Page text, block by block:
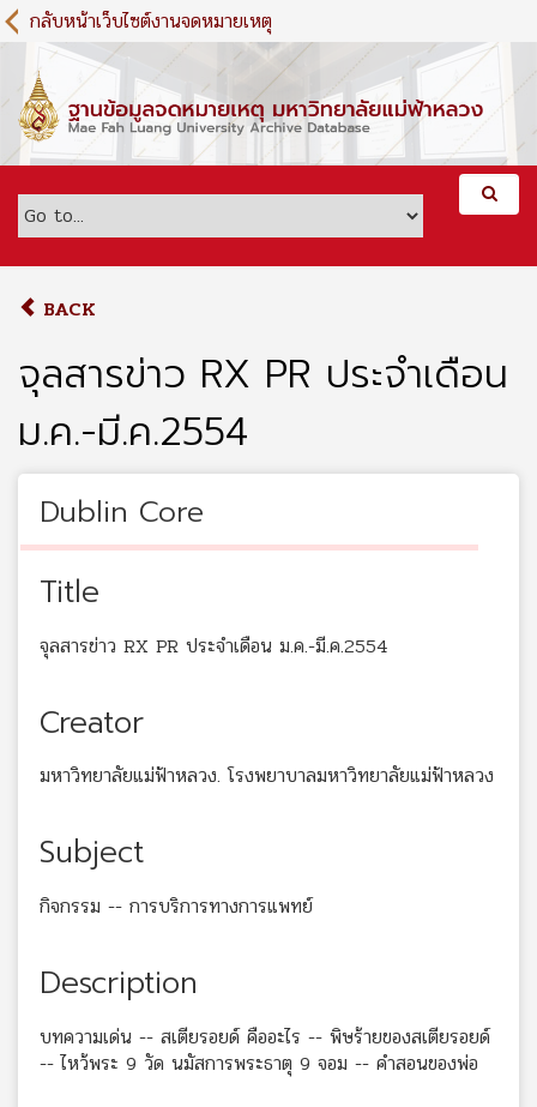
S
k
m
c
กลับหน้าเว็บไซต์งานจดหมายเหตุ
BACK
จุลสารข่าว RX PR ประจำเดือน
ม.ค.-มี.ค.2554
Dublin Core
Title
จุลสารข่าว RX PR ประจำเดือน ม.ค.-มี.ค.2554
Creator
มหาวิทยาลัยแม่ฟ้าหลวง. โรงพยาบาลมหาวิทยาลัยแม่ฟ้าหลวง
Subject
กิจกรรม -- การบริการทางการแพทย์
Description
บทความเด่น -- สเตียรอยด์ คืออะไร -- พิษร้ายของสเตียรอยด์
-- ไหว้พระ 9 วัด นมัสการพระธาตุ 9 จอม -- คำสอนของพ่อ